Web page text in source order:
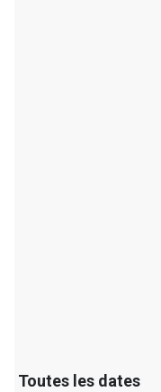
Toutes les dates